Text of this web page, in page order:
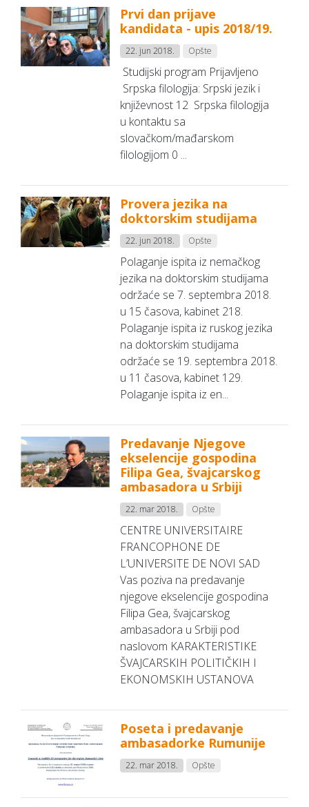
Prvi dan prijave
kandidata - upis 2018/19.
22. jun 2018. Opšte
Studijski program Prijavljeno
Srpska filologija: Srpski jezik i
književnost 12 Srpska filologija
u kontaktu sa
slovačkom/mađarskom
filologijom 0 ...
Provera jezika na
doktorskim studijama
22. jun 2018. Opšte
Polaganje ispita iz nemačkog
jezika na doktorskim studijama
održaće se 7. septembra 2018.
u 15 časova, kabinet 218.
Polaganje ispita iz ruskog jezika
na doktorskim studijama
održaće se 19. septembra 2018.
u 11 časova, kabinet 129.
Polaganje ispita iz en...
Predavanje Njegove
ekselencije gospodina
Filipa Gea, švajcarskog
ambasadora u Srbiji
22. mar 2018. Opšte
CENTRE UNIVERSITAIRE
FRANCOPHONE DE
L’UNIVERSITE DE NOVI SAD
Vas poziva na predavanje
njegove ekselencije gospodina
Filipa Gea, švajcarskog
ambasadora u Srbiji pod
naslovom KARAKTERISTIKE
ŠVAJCARSKIH POLITIČKIH I
EKONOMSKIH USTANOVA
Poseta i predavanje
ambasadorke Rumunije
22. mar 2018. Opšte